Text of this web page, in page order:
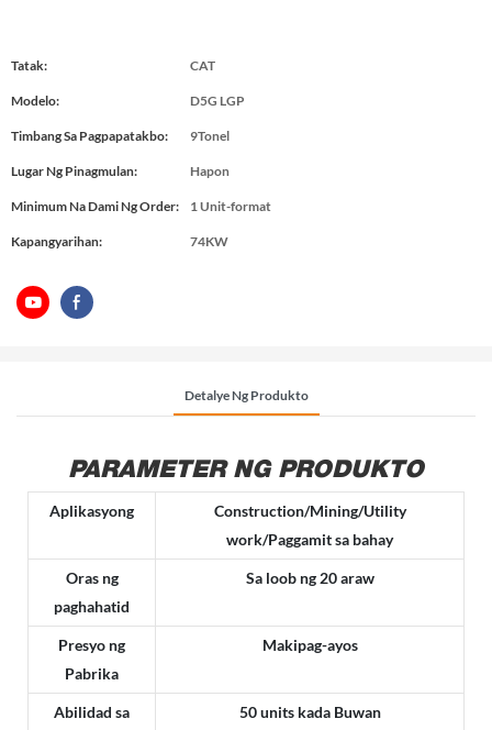
Tatak: CAT
Modelo: D5G LGP
Timbang Sa Pagpapatakbo: 9Tonel
Lugar Ng Pinagmulan: Hapon
Minimum Na Dami Ng Order: 1 Unit-format
Kapangyarihan: 74KW
Detalye Ng Produkto
PARAMETER NG PRODUKTO
Aplikasyong
Construction/Mining/Utility
work/Paggamit sa bahay
Oras ng
paghahatid
Sa loob ng 20 araw
Presyo ng
Pabrika
Makipag-ayos
Abilidad sa
50 units kada Buwan